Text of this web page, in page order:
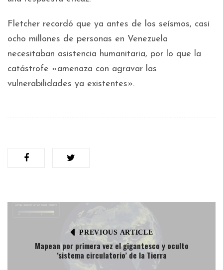
Fletcher recordó que ya antes de los seísmos, casi
ocho millones de personas en Venezuela
necesitaban asistencia humanitaria, por lo que la
catástrofe «amenaza con agravar las
vulnerabilidades ya existentes».
PREVIOUS ARTICLE
Mapean por primera vez el gigantesco y oculto
‘sistema circulatorio’ de la Tierra